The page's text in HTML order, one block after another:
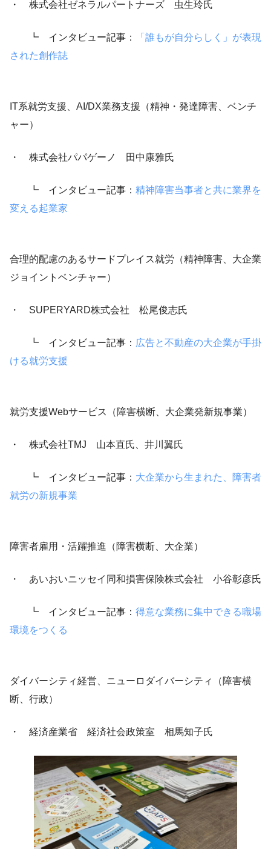
・ 株式会社ゼネラルパートナーズ 虫生玲氏
┗ インタビュー記事：
「誰もが自分らしく」が表現
された創作誌
IT系就労支援、AI/DX業務支援（精神・発達障害、ベンチ
ャー）
・ 株式会社パパゲーノ 田中康雅氏
┗ インタビュー記事： 精神障害当事者と共に業界を
変える起業家
合理的配慮のあるサードプレイス就労（精神障害、大企業
ジョイントベンチャー）
・ SUPERYARD株式会社 松尾俊志氏
┗ インタビュー記事： 広告と不動産の大企業が手掛
ける就労支援
就労支援Webサービス（障害横断、大企業発新規事業）
・ 株式会社TMJ 山本直氏、井川翼氏
┗ インタビュー記事： 大企業から生まれた、障害者
就労の新規事業
障害者雇用・活躍推進（障害横断、大企業）
・ あいおいニッセイ同和損害保険株式会社 小谷彰彦氏
┗ インタビュー記事： 得意な業務に集中できる職場
環境をつくる
ダイバーシティ経営、ニューロダイバーシティ（障害横
断、行政）
・ 経済産業省 経済社会政策室 相馬知子氏